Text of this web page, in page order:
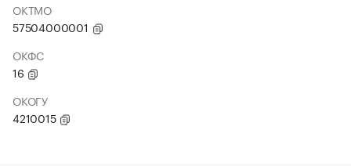
ОКТМО
57504000001
ОКФС
16
ОКОГУ
4210015